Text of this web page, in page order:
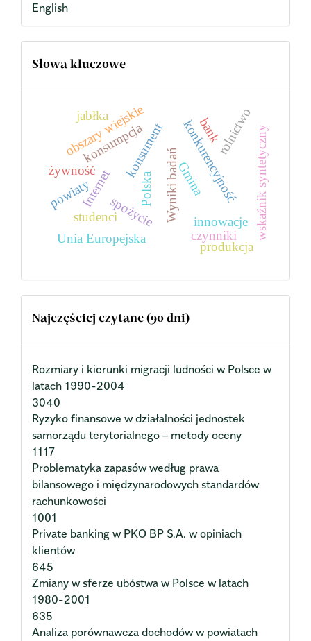
English
Słowa kluczowe
konsumentWyniki badańkonkurencyjność
innowacje
obszary wiejskie
spożycie
Unia Europejska
rolnictwo
Polska
konsumpcja
Gmina
czynniki
Internet
żywność
jabłka
produkcja
bank
studenci wskaźnik syntetyczny
powiaty
Najczęściej czytane (90 dni)
Rozmiary i kierunki migracji ludności w Polsce w
latach 1990-2004
3040
Ryzyko finansowe w działalności jednostek
samorządu terytorialnego – metody oceny
1117
Problematyka zapasów według prawa
bilansowego i międzynarodowych standardów
rachunkowości
1001
Private banking w PKO BP S.A. w opiniach
klientów
645
Zmiany w sferze ubóstwa w Polsce w latach
1980-2001
635
Analiza porównawcza dochodów w powiatach